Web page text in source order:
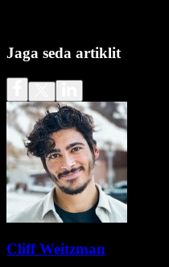
Jaga seda artiklit
Cliff Weitzman